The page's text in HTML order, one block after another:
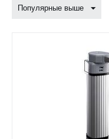
Популярные выше